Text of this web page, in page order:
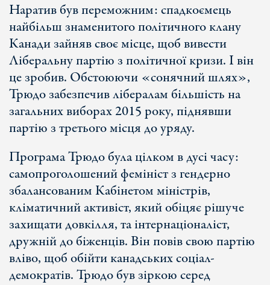
Наратив був переможним: спадкоємець
найбільш знаменитого політичного клану
Канади зайняв своє місце, щоб вивести
Ліберальну партію з політичної кризи. І він
це зробив. Обстоюючи «сонячний шлях»,
Трюдо забезпечив лібералам більшість на
загальних виборах 2015 року, піднявши
партію з третього місця до уряду.
Програма Трюдо була цілком в дусі часу:
самопроголошений фемініст з гендерно
збалансованим Кабінетом міністрів,
кліматичний активіст, який обіцяє рішуче
захищати довкілля, та інтернаціоналіст,
дружній до біженців. Він повів свою партію
вліво, щоб обійти канадських соціал-
демократів. Трюдо був зіркою серед